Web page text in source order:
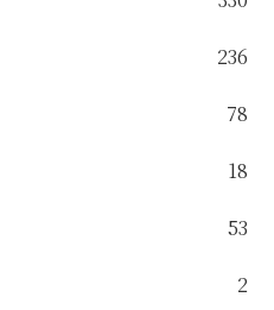
236
78
18
53
2